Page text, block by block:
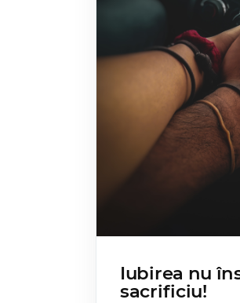
Iubirea nu
sacrificiu!